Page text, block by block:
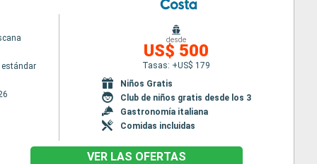
desde
US$ 500
Tasas: +US$ 179
Niños Gratis
Club de niños gratis desde los 3
Gastronomía italiana
Comidas incluidas
VER LAS OFERTAS